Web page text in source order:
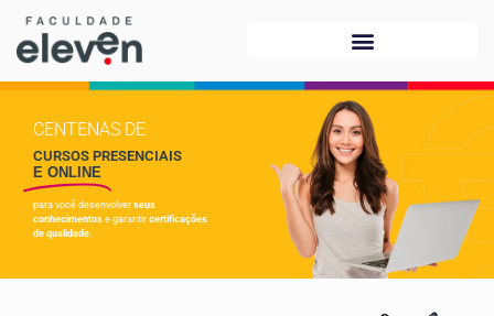
CENTENAS DE
CURSOS PRESENCIAIS
E ONLINE
para você desenvolver seus
conhecimentos e garantir certificações
de qualidade.